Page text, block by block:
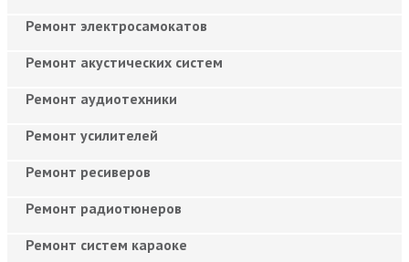
Ремонт электросамокатов
Ремонт акустических систем
Ремонт аудиотехники
Ремонт усилителей
Ремонт ресиверов
Ремонт радиотюнеров
Ремонт систем караоке